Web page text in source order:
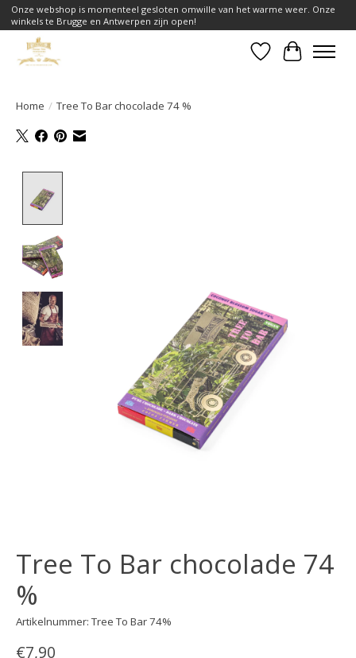
Onze webshop is momenteel gesloten omwille van het warme weer. Onze
winkels te Brugge en Antwerpen zijn open!
Verlanglijst
Home / Tree To Bar chocolade 74 %
Tree To Bar chocolade 74
%
Artikelnummer: Tree To Bar 74%
€7,90